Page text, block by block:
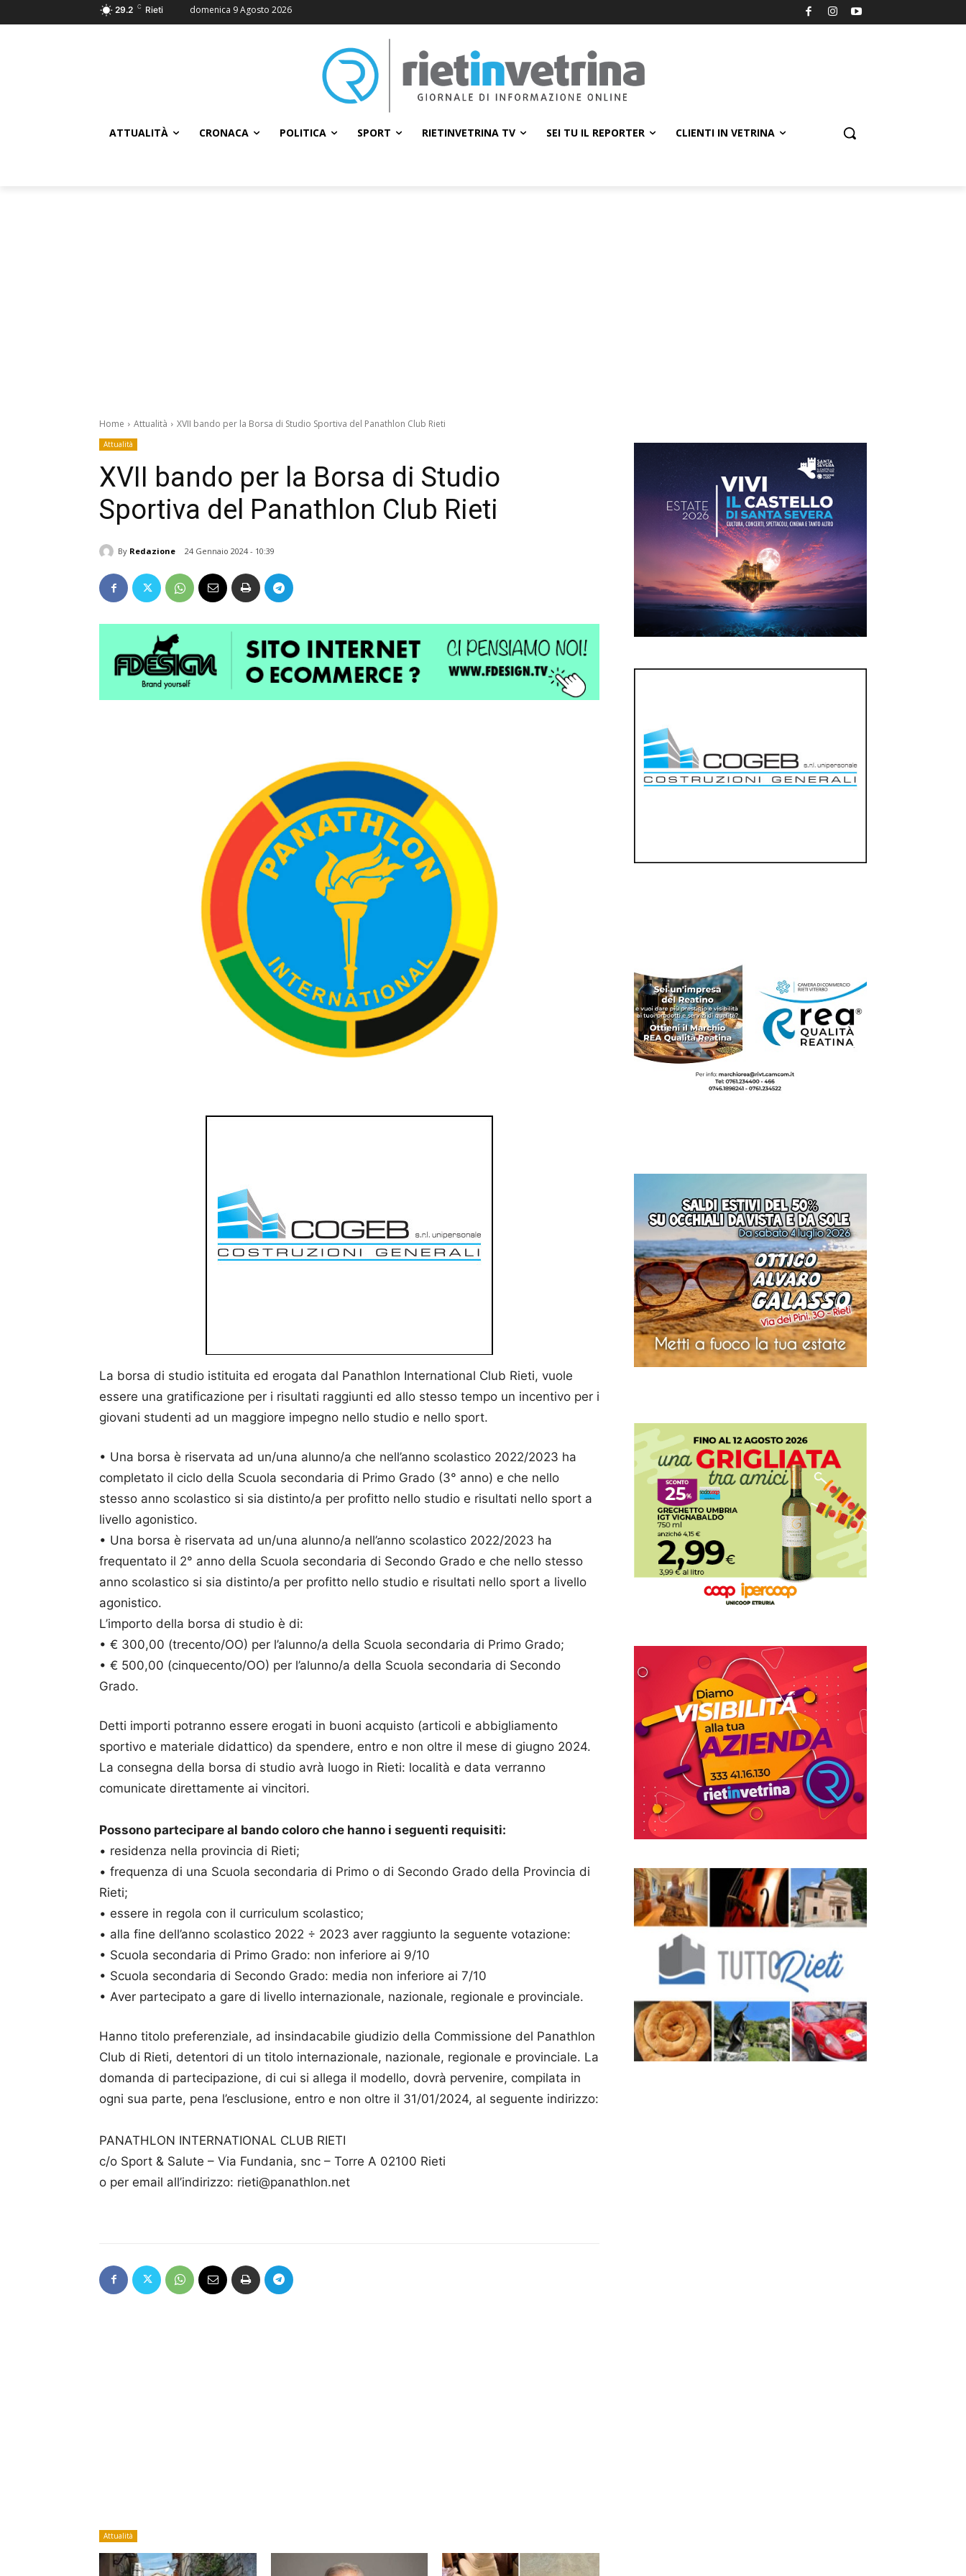
29.2 C Rieti domenica 9 Agosto 2026
ATTUALITÀ CRONACA POLITICA SPORT RIETINVETRINA TV SEI TU IL REPORTER CLIENTI IN VETRINA
Home Attualità XVII bando per la Borsa di Studio Sportiva del Panathlon Club Rieti
Attualità
XVII bando per la Borsa di Studio
Sportiva del Panathlon Club Rieti
By Redazione 24 Gennaio 2024 - 10:39
La borsa di studio istituita ed erogata dal Panathlon International Club Rieti, vuole
essere una gratificazione per i risultati raggiunti ed allo stesso tempo un incentivo per i
giovani studenti ad un maggiore impegno nello studio e nello sport.
• Una borsa è riservata ad un/una alunno/a che nell’anno scolastico 2022/2023 ha
completato il ciclo della Scuola secondaria di Primo Grado (3° anno) e che nello
stesso anno scolastico si sia distinto/a per profitto nello studio e risultati nello sport a
livello agonistico.
• Una borsa è riservata ad un/una alunno/a nell’anno scolastico 2022/2023 ha
frequentato il 2° anno della Scuola secondaria di Secondo Grado e che nello stesso
anno scolastico si sia distinto/a per profitto nello studio e risultati nello sport a livello
agonistico.
L’importo della borsa di studio è di:
• € 300,00 (trecento/OO) per l’alunno/a della Scuola secondaria di Primo Grado;
• € 500,00 (cinquecento/OO) per l’alunno/a della Scuola secondaria di Secondo
Grado.
Detti importi potranno essere erogati in buoni acquisto (articoli e abbigliamento
sportivo e materiale didattico) da spendere, entro e non oltre il mese di giugno 2024.
La consegna della borsa di studio avrà luogo in Rieti: località e data verranno
comunicate direttamente ai vincitori.
Possono partecipare al bando coloro che hanno i seguenti requisiti:
• residenza nella provincia di Rieti;
• frequenza di una Scuola secondaria di Primo o di Secondo Grado della Provincia di
Rieti;
• essere in regola con il curriculum scolastico;
• alla fine dell’anno scolastico 2022 ÷ 2023 aver raggiunto la seguente votazione:
• Scuola secondaria di Primo Grado: non inferiore ai 9/10
• Scuola secondaria di Secondo Grado: media non inferiore ai 7/10
• Aver partecipato a gare di livello internazionale, nazionale, regionale e provinciale.
Hanno titolo preferenziale, ad insindacabile giudizio della Commissione del Panathlon
Club di Rieti, detentori di un titolo internazionale, nazionale, regionale e provinciale. La
domanda di partecipazione, di cui si allega il modello, dovrà pervenire, compilata in
ogni sua parte, pena l’esclusione, entro e non oltre il 31/01/2024, al seguente indirizzo:
PANATHLON INTERNATIONAL CLUB RIETI
c/o Sport & Salute – Via Fundania, snc – Torre A 02100 Rieti
o per email all’indirizzo: rieti@panathlon.net
Attualità